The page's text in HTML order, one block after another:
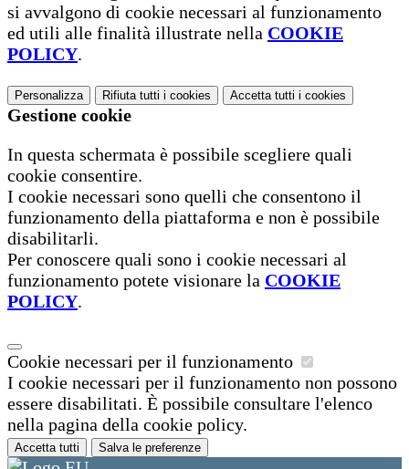
si avvalgono di cookie necessari al funzionamento
ed utili alle finalità illustrate nella COOKIE
POLICY.
Personalizza Rifiuta tutti i cookies Accetta tutti i cookies
Gestione cookie
In questa schermata è possibile scegliere quali
cookie consentire.
I cookie necessari sono quelli che consentono il
funzionamento della piattaforma e non è possibile
disabilitarli.
Per conoscere quali sono i cookie necessari al
funzionamento potete visionare la COOKIE
POLICY.
Cookie necessari per il funzionamento
I cookie necessari per il funzionamento non possono
essere disabilitati. È possibile consultare l'elenco
nella pagina della cookie policy.
Accetta tutti Salva le preferenze